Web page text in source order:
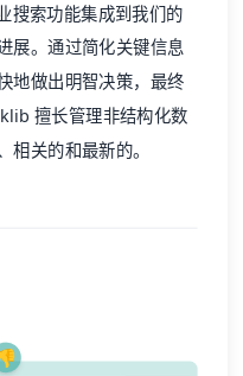
搜索功能集成到我们的
展。通过简化关键信息
地做出明智决策，最终
擅长管理非结构化数
关的和最新的。